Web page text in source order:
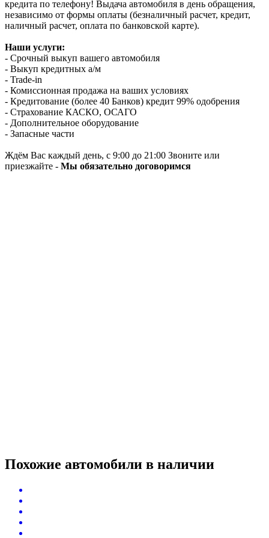
кредита по телефону! Выдача автомобиля в день обращения,
независимо от формы оплаты (безналичный расчет, кредит,
наличный расчет, оплата по банковской карте).
Наши услуги:
- Срочный выкуп вашего автомобиля
- Выкуп кредитных а/м
- Trade-in
- Комиссионная продажа на ваших условиях
- Кредитование (более 40 Банков) кредит 99% одобрения
- Страхование КАСКО, ОСАГО
- Дополнительное оборудование
- Запасные части
Ждём Вас каждый день, с 9:00 до 21:00 Звоните или
приезжайте - Мы обязательно договоримся
Похожие автомобили в наличии